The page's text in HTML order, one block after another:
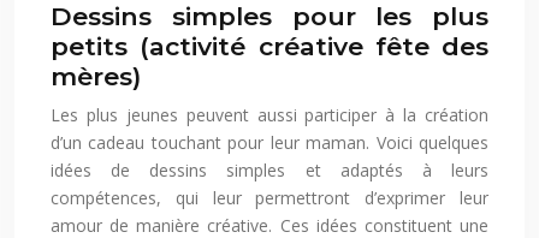
Dessins simples pour les plus
petits (activité créative fête des
mères)
Les plus jeunes peuvent aussi participer à la création
d’un cadeau touchant pour leur maman. Voici quelques
idées de dessins simples et adaptés à leurs
compétences, qui leur permettront d’exprimer leur
amour de manière créative. Ces idées constituent une